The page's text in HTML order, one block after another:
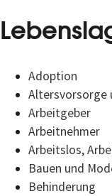
Adoption
Altersvorsorge
Arbeitgeber
Arbeitnehmer
Arbeitslos,
Bauen und
Behinderung